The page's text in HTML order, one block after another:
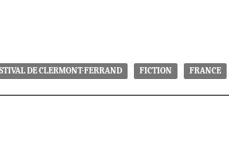
DE CLERMONT-FERRAND FICTION FRANCE